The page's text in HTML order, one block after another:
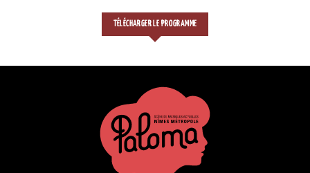
TÉLÉCHARGER LE PROGRAMME